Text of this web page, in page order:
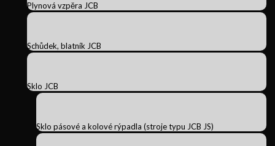
Plynová vzpěra JCB
Schůdek, blatník JCB
Sklo JCB
Sklo pásové a kolové rýpadla (stroje typu JCB JS)